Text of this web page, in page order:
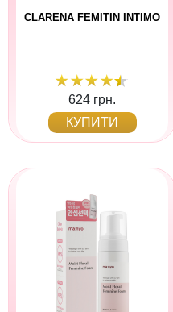
CLARENA FEMITIN INTIMO
624 грн.
КУПИТИ